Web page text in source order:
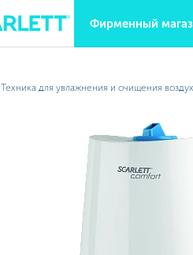
Фирменный
Техника для увлажнения и очищения